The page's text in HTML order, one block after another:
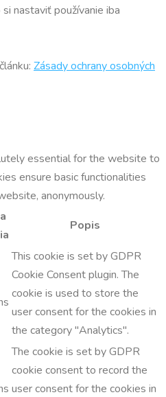
nastaviť používanie iba
Zásady ochrany osobných
essential for the website to
ensure basic functionalities
anonymously.
Popis
This cookie is set by GDPR
Cookie Consent plugin. The
cookie is used to store the
user consent for the cookies in
the category "Analytics".
The cookie is set by GDPR
cookie consent to record the
user consent for the cookies in